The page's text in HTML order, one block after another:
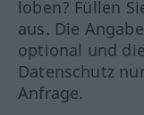
loben? Füllen
aus. Die
optional und
Datenschutz
Anfrage.